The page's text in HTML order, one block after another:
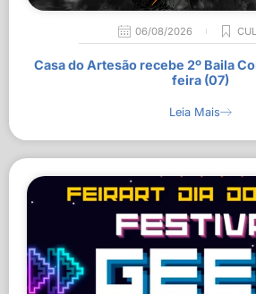
06/08/2026
Casa do Artesão recebe 2º Baila
feira (07)
Leia Mais